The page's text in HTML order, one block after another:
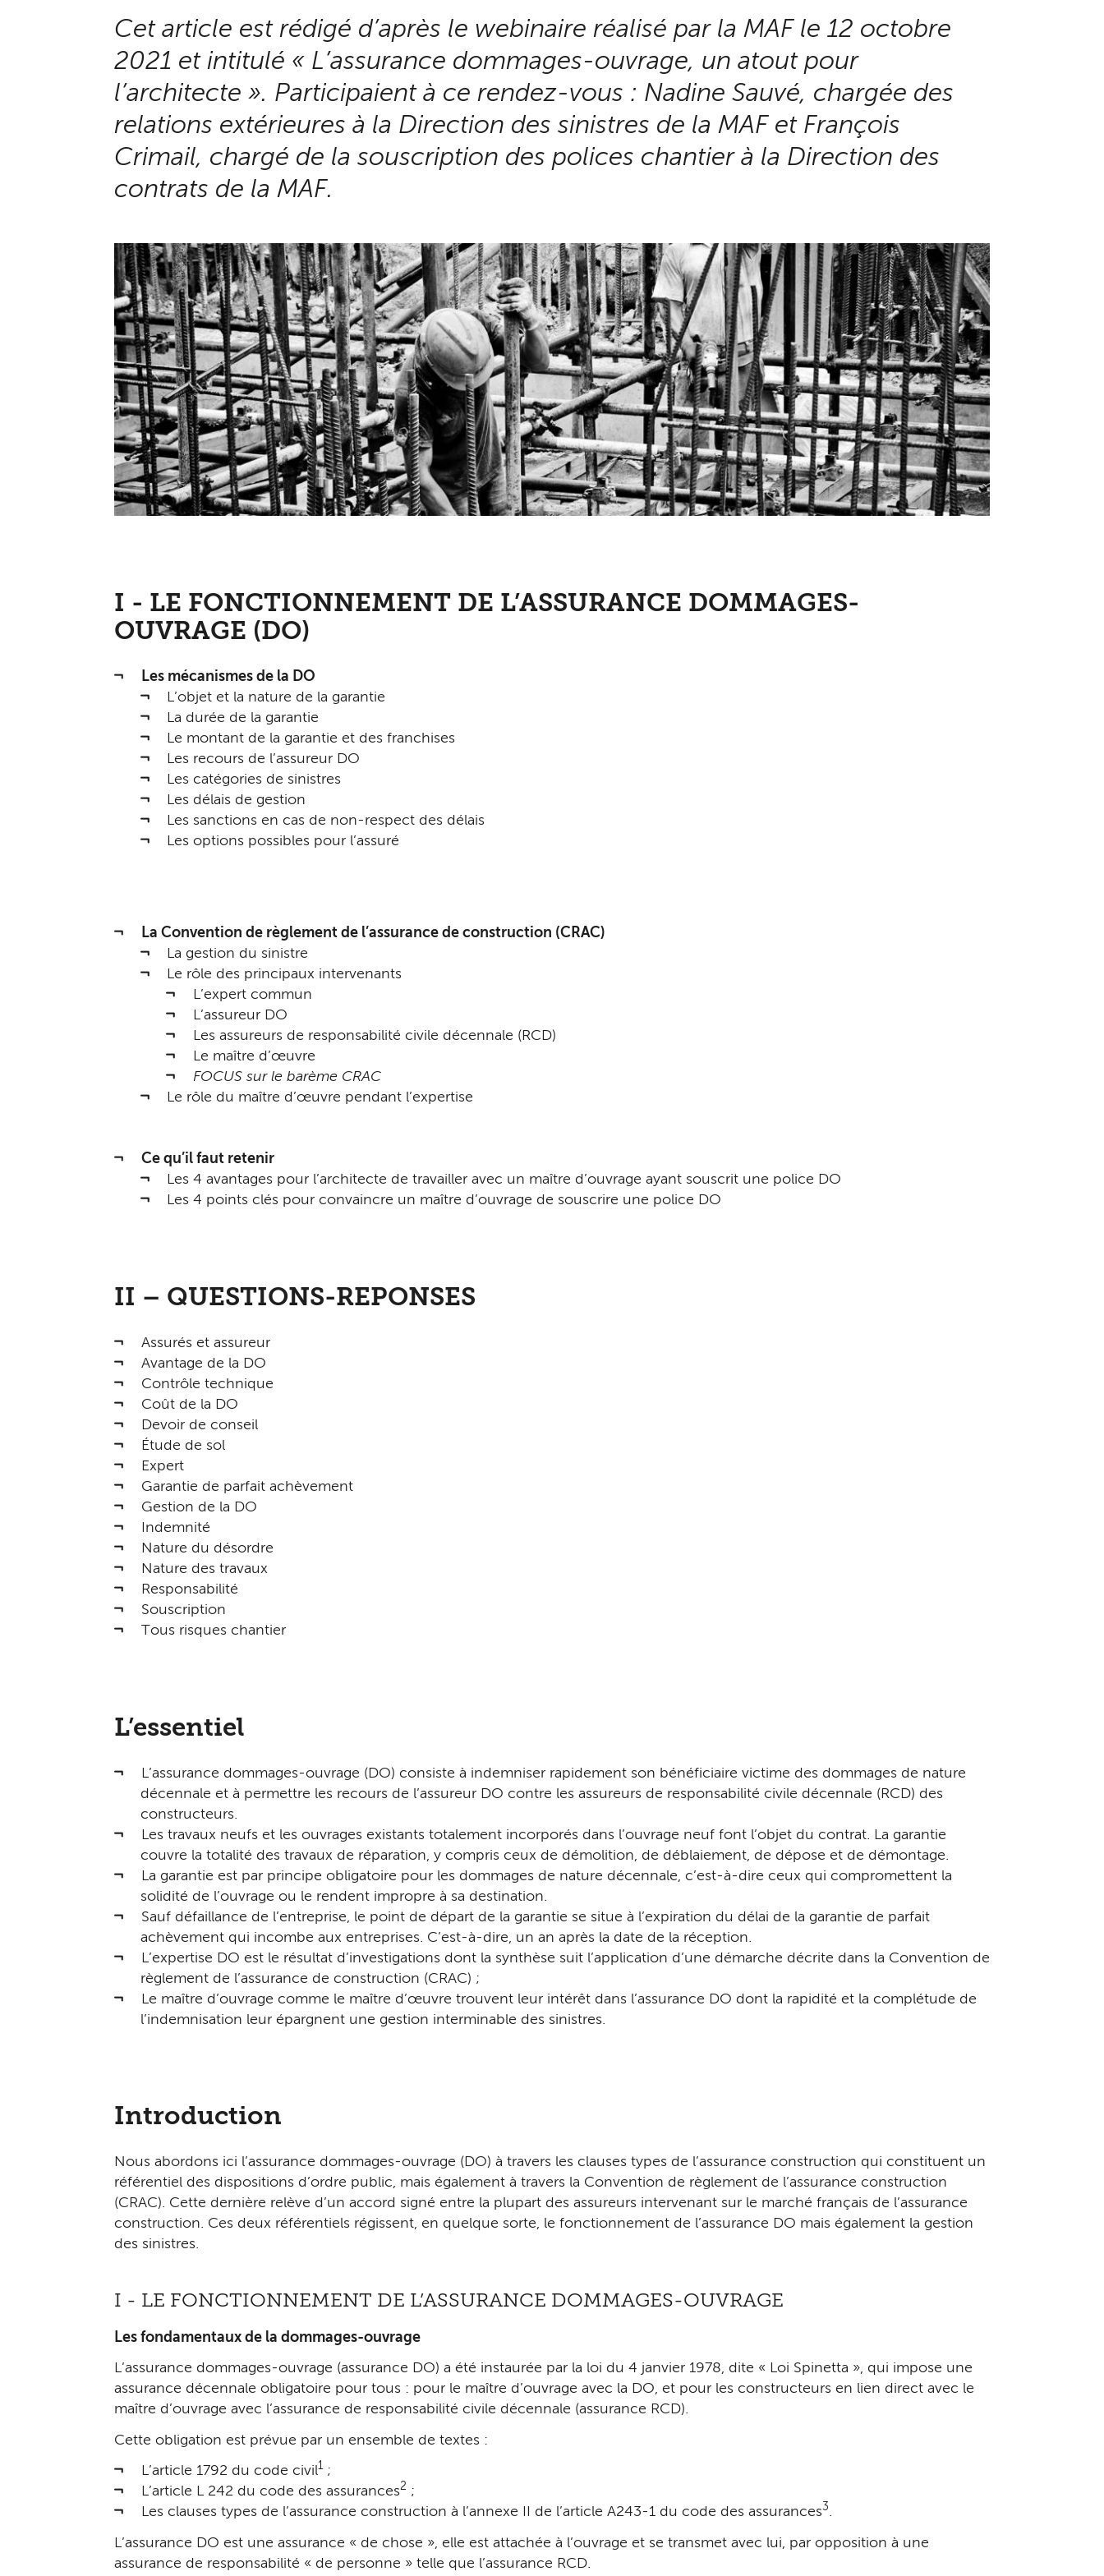
Cet article est rédigé d’après le webinaire réalisé par la MAF le 12 octobre
2021 et intitulé « L’assurance dommages-ouvrage, un atout pour
l’architecte ». Participaient à ce rendez-vous : Nadine Sauvé, chargée des
relations extérieures à la Direction des sinistres de la MAF et François
Crimail, chargé de la souscription des polices chantier à la Direction des
contrats de la MAF.
I - LE FONCTIONNEMENT DE L’ASSURANCE DOMMAGES-
OUVRAGE (DO)
Les mécanismes de la DO
L’objet et la nature de la garantie
La durée de la garantie
Le montant de la garantie et des franchises
Les recours de l’assureur DO
Les catégories de sinistres
Les délais de gestion
Les sanctions en cas de non-respect des délais
Les options possibles pour l’assuré
La Convention de règlement de l’assurance de construction (CRAC)
La gestion du sinistre
Le rôle des principaux intervenants
L’expert commun
L’assureur DO
Les assureurs de responsabilité civile décennale (RCD)
Le maître d’œuvre
FOCUS sur le barème CRAC
Le rôle du maître d’œuvre pendant l’expertise
Ce qu’il faut retenir
Les 4 avantages pour l’architecte de travailler avec un maître d’ouvrage ayant souscrit une police DO
Les 4 points clés pour convaincre un maître d’ouvrage de souscrire une police DO
II – QUESTIONS-REPONSES
Assurés et assureur
Avantage de la DO
Contrôle technique
Coût de la DO
Devoir de conseil
Étude de sol
Expert
Garantie de parfait achèvement
Gestion de la DO
Indemnité
Nature du désordre
Nature des travaux
Responsabilité
Souscription
Tous risques chantier
L’essentiel
L’assurance dommages-ouvrage (DO) consiste à indemniser rapidement son bénéficiaire victime des dommages de nature
décennale et à permettre les recours de l’assureur DO contre les assureurs de responsabilité civile décennale (RCD) des
constructeurs.
Les travaux neufs et les ouvrages existants totalement incorporés dans l’ouvrage neuf font l’objet du contrat. La garantie
couvre la totalité des travaux de réparation, y compris ceux de démolition, de déblaiement, de dépose et de démontage.
La garantie est par principe obligatoire pour les dommages de nature décennale, c’est-à-dire ceux qui compromettent la
solidité de l’ouvrage ou le rendent impropre à sa destination.
Sauf défaillance de l’entreprise, le point de départ de la garantie se situe à l’expiration du délai de la garantie de parfait
achèvement qui incombe aux entreprises. C’est-à-dire, un an après la date de la réception.
L’expertise DO est le résultat d’investigations dont la synthèse suit l’application d’une démarche décrite dans la Convention de
règlement de l’assurance de construction (CRAC) ;
Le maître d’ouvrage comme le maître d’œuvre trouvent leur intérêt dans l’assurance DO dont la rapidité et la complétude de
l’indemnisation leur épargnent une gestion interminable des sinistres.
Introduction
Nous abordons ici l’assurance dommages-ouvrage (DO) à travers les clauses types de l’assurance construction qui constituent un
référentiel des dispositions d’ordre public, mais également à travers la Convention de règlement de l’assurance construction
(CRAC). Cette dernière relève d’un accord signé entre la plupart des assureurs intervenant sur le marché français de l’assurance
construction. Ces deux référentiels régissent, en quelque sorte, le fonctionnement de l’assurance DO mais également la gestion
des sinistres.
I - LE FONCTIONNEMENT DE L’ASSURANCE DOMMAGES-OUVRAGE
Les fondamentaux de la dommages-ouvrage
L’assurance dommages-ouvrage (assurance DO) a été instaurée par la loi du 4 janvier 1978, dite « Loi Spinetta », qui impose une
assurance décennale obligatoire pour tous : pour le maître d’ouvrage avec la DO, et pour les constructeurs en lien direct avec le
maître d’ouvrage avec l’assurance de responsabilité civile décennale (assurance RCD).
Cette obligation est prévue par un ensemble de textes :
L’article 1792 du code civil1 ;
L’article L 242 du code des assurances2 ;
Les clauses types de l’assurance construction à l’annexe II de l’article A243-1 du code des assurances3.
L’assurance DO est une assurance « de chose », elle est attachée à l’ouvrage et se transmet avec lui, par opposition à une
assurance de responsabilité « de personne » telle que l’assurance RCD.